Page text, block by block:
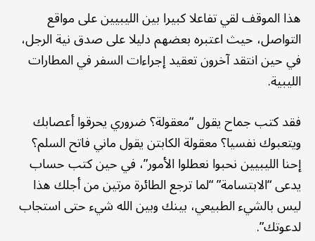
هذا الموقف لقي تفاعلا كبيرا بين الليبيين على مواقع
التواصل، حيث اعتبره بعضهم دليلا على صدق نية الرجل،
في حين انتقد آخرون تعقيد إجراءات السفر في المطارات
الليبية.
فقد كتب جماح يقول “معقولة؟ ضروري يحرقوا أعصابك
ويتعبوك نفسيا؟ معقولة الكابتن يقول ماني فاتح السلم؟
إحنا الليبيين نحبوا نعطلوا الأمور”، في حين كتب حساب
يدعى “الابتسامة” “لما ترجع الطائرة مرتين من أجلك هذا
ليس بالشيء الطبيعي، بينك وبين الله شيء حتى استجاب
لدعوتك”.